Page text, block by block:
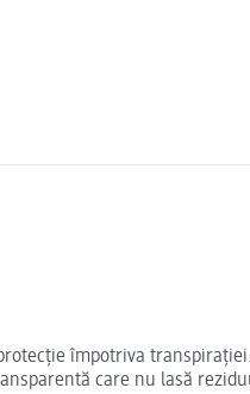
protecție împotriva
care nu lasă